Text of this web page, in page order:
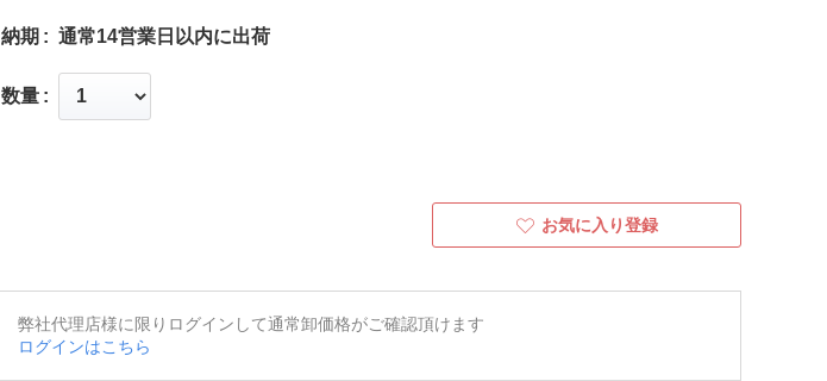
納期 通常14営業日以内に出荷
数量
お気に入り登録
弊社代理店様に限りログインして通常卸価格がご確認頂けます
ログインはこちら